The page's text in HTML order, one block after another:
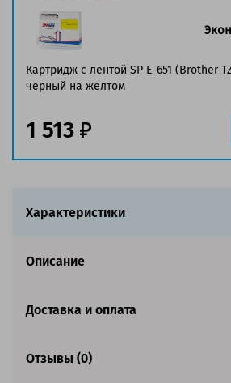
Вид товара:
Оригинальность:
Оригинальный
Ресурс:8 метров.
Страна:Япония
Совместим с аппаратами
Картридж с лентой SP E-651 (Brother
черный на желтом
1 513
Характеристики
Описание
Доставка и оплата
Отзывы (0)